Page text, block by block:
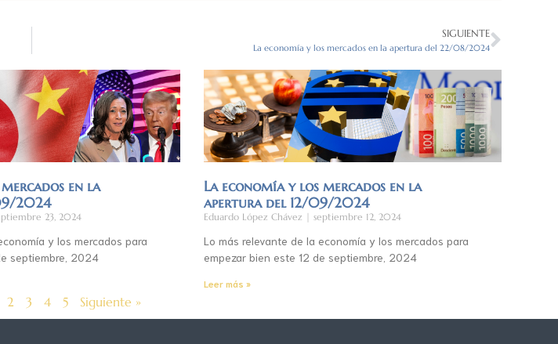
SIGUIENTE
La economía y los mercados en la apertura del 22/08/2024
en la
2024
23, 2024
y los mercados para
septiembre, 2024
La economía y los mercados en la
apertura del 12/09/2024
Eduardo López Chávez septiembre 12, 2024
Lo más relevante de la economía y los mercados para
empezar bien este 12 de septiembre, 2024
Leer más »
2 3 4 5 Siguiente »